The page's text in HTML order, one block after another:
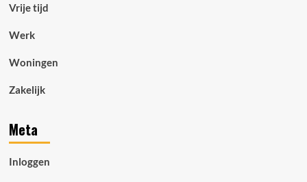
Vrije tijd
Werk
Woningen
Zakelijk
Meta
Inloggen